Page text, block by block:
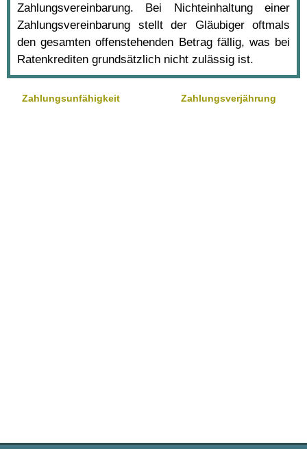
Zahlungsvereinbarung. Bei Nichteinhaltung einer
Zahlungsvereinbarung stellt der Gläubiger oftmals
den gesamten offenstehenden Betrag fällig, was bei
Ratenkrediten grundsätzlich nicht zulässig ist.
Zahlungsunfähigkeit Zahlungsverjährung